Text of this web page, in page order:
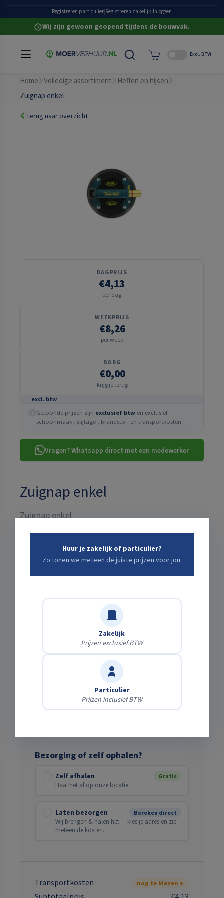
Heldere all-in prijzenRegistreren particulier Registreren zakelijk Inloggen
Wij zijn gewoon geopend tijdens de bouwvak.
Excl. BTW
Home Volledige assortiment
Heffen en hijsen
Zuignap enkel
Terug naar overzicht
DAGPRIJS
€4,13
per dag
WEEKPRIJS
€8,26
per week
BORG
€0,00
krijg je terug
excl. btw
Getoonde prijzen zijn exclusief btw en exclusief
schoonmaak-, slijtage-, brandstof- en transportkosten.
Vragen? Whatsapp direct met een medewerker
Zuignap enkel
Zuignap enkel
TOTALE PRIJS VOOR:1 DAG
€4,13
Kies een start- en eindtijd die jou uitkomt
Bezorging of zelf ophalen?
Gratis
Zelf afhalen
Haal het af op onze locatie.
Bereken direct
Laten bezorgen
Wij brengen & halen het — kies je adres en zie
meteen de kosten.
Transportkosten nog te kiezen ↑
Huur je zakelijk of particulier?
Zo tonen we meteen de juiste prijzen voor jou.
Zakelijk
Prijzen exclusief BTW
Particulier
Prijzen inclusief BTW